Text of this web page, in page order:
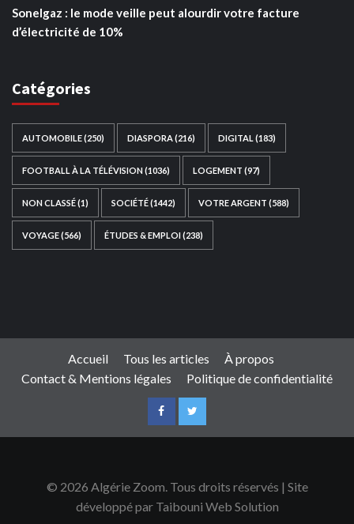
Sonelgaz : le mode veille peut alourdir votre facture
d’électricité de 10%
Catégories
AUTOMOBILE(250) DIASPORA (216) DIGITAL (183)
FOOTBALL À LA TÉLÉVISION(1036) LOGEMENT (97)
NON CLASSÉ(1) SOCIÉTÉ(1442) VOTRE ARGENT (588)
VOYAGE(566) ÉTUDES & EMPLOI(238)
Accueil Tous les articles
À propos
Contact & Mentions légales
Politique de confidentialité
© 2026 Algérie Zoom. Tous droits réservés | Site
développé par Taibouni Web Solution